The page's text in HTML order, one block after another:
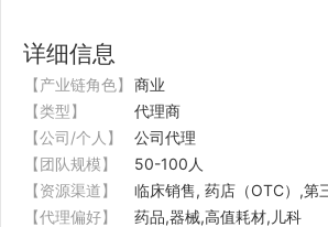
详细信息
【产业链角色】
商业
【类型】
代理商
【公司/个人】
公司代理
【团队规模】
50-100人
【资源渠道】
临床销售, 药店（OTC）,第
【代理偏好】
药品,器械,高值耗材,儿科